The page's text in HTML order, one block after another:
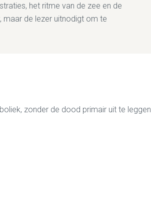
het ritme van de zee en de
maar de lezer uitnodigt om te
zonder de dood primair uit te leggen